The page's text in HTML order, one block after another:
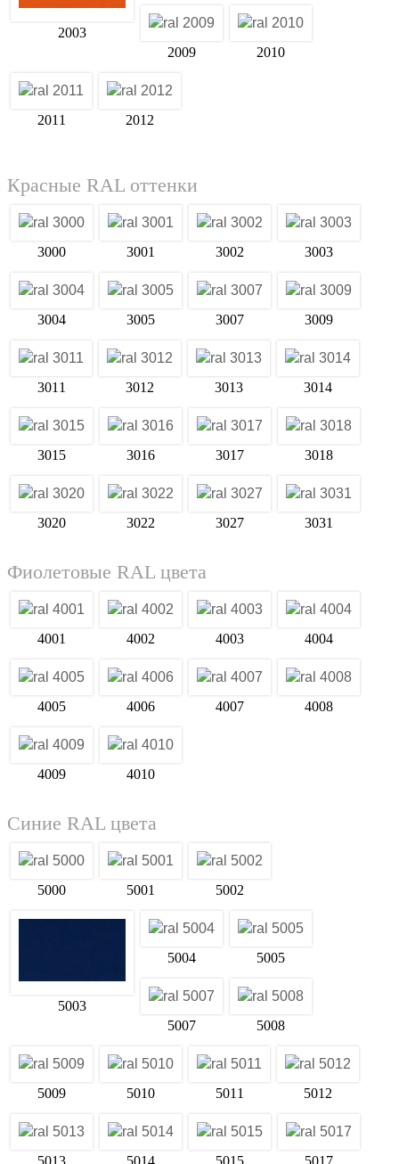
2003
2009 2010
2011 2012
Красные RAL оттенки
3000 3001 3002 3003
3004 3005 3007 3009
3011 3012 3013 3014
3015 3016 3017 3018
3020 3022 3027 3031
Фиолетовые RAL цвета
4001 4002 4003 4004
4005 4006 4007 4008
4009 4010
Синие RAL цвета
5000 5001 5002
5003
5004 5005
5007 5008
5009 5010 5011 5012